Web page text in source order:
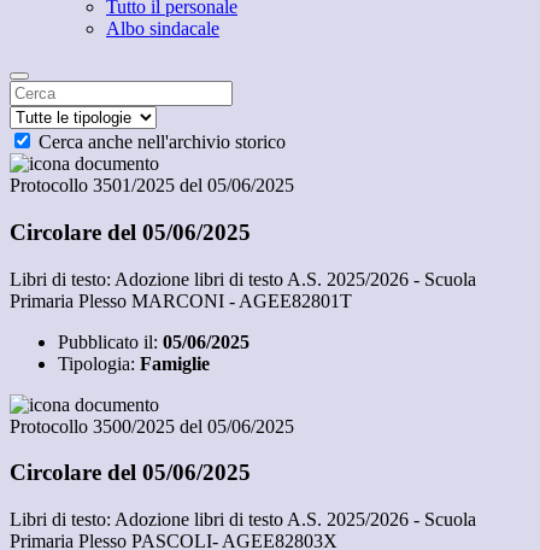
Tutto il personale
Albo sindacale
Cerca anche nell'archivio storico
Protocollo 3501/2025 del 05/06/2025
Circolare del 05/06/2025
Libri di testo: Adozione libri di testo A.S. 2025/2026 - Scuola
Primaria Plesso MARCONI - AGEE82801T
Pubblicato il: 05/06/2025
Tipologia: Famiglie
Protocollo 3500/2025 del 05/06/2025
Circolare del 05/06/2025
Libri di testo: Adozione libri di testo A.S. 2025/2026 - Scuola
Primaria Plesso PASCOLI- AGEE82803X